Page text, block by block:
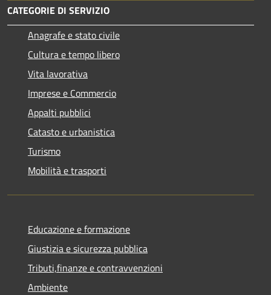
CATEGORIE DI SERVIZIO
Anagrafe e stato civile
Cultura e tempo libero
Vita lavorativa
Imprese e Commercio
Appalti pubblici
Catasto e urbanistica
Turismo
Mobilità e trasporti
Educazione e formazione
Giustizia e sicurezza pubblica
Tributi,finanze e contravvenzioni
Ambiente